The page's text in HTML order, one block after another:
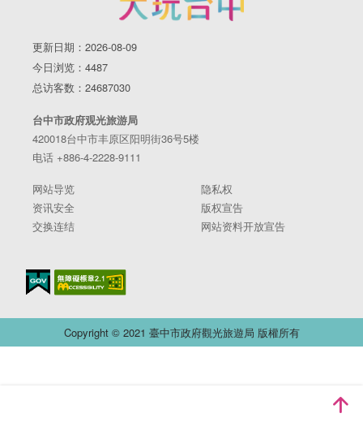
更新日期：2026-08-09
今日浏览：4487
总访客数：24687030
台中市政府观光旅游局
420018台中市丰原区阳明街36号5楼
电话 +886-4-2228-9111
网站导览
隐私权
资讯安全
版权宣告
交换连结
网站资料开放宣告
Copyright © 2021 臺中市政府觀光旅遊局 版權所有